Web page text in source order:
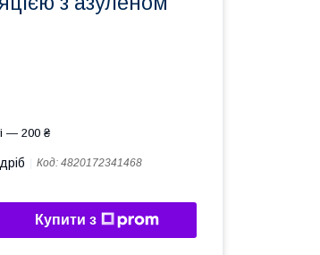
— 200 ₴
Код: 4820172341468
Купити з